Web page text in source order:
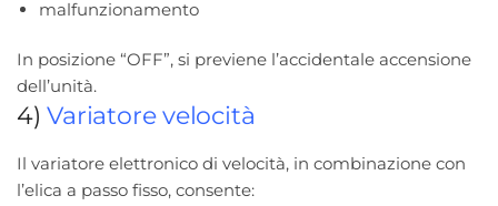
malfunzionamento
In posizione “OFF”, si previene l’accidentale accensione
dell’unità.
4)Variatore velocità
Il variatore elettronico di velocità, in combinazione con
l’elica a passo fisso, consente: